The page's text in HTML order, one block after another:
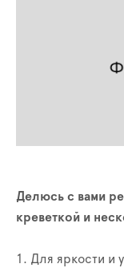
Делюсь с вами
креветкой и
1. Для яркости и